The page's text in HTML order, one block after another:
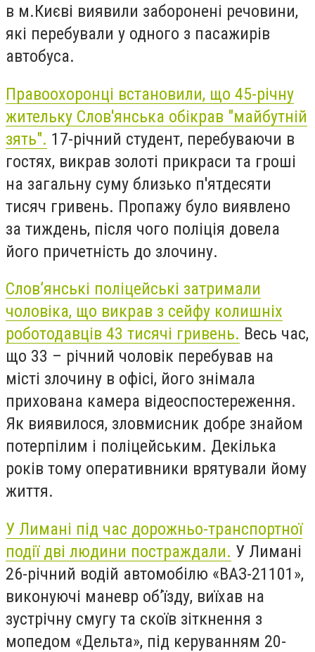
в м.Києві виявили заборонені речовини,
які перебували у одного з пасажирів
автобуса.
Правоохоронці встановили, що 45-річну
жительку Слов'янська обікрав "майбутній
зять". 17-річний студент, перебуваючи в
гостях, викрав золоті прикраси та гроші
на загальну суму близько п'ятдесяти
тисяч гривень. Пропажу було виявлено
за тиждень, після чого поліція довела
його причетність до злочину.
Слов’янські поліцейські затримали
чоловіка, що викрав з сейфу колишніх
роботодавців 43 тисячі гривень. Весь час,
що 33 – річний чоловік перебував на
місті злочину в офісі, його знімала
прихована камера відеоспостереження.
Як виявилося, зловмисник добре знайом
потерпілим і поліцейським. Декілька
років тому оперативники врятували йому
життя.
У Лимані під час дорожньо-транспортної
події дві людини постраждали. У Лимані
26-річний водій автомобілю «ВАЗ-21101»,
виконуючі маневр об’їзду, виїхав на
зустрічну смугу та скоїв зіткнення з
мопедом «Дельта», під керуванням 20-